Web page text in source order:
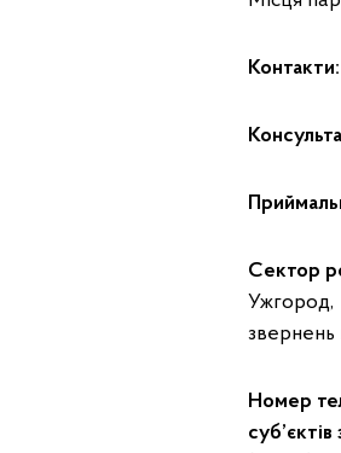
Контакти:
Сектор
звернень
Номер